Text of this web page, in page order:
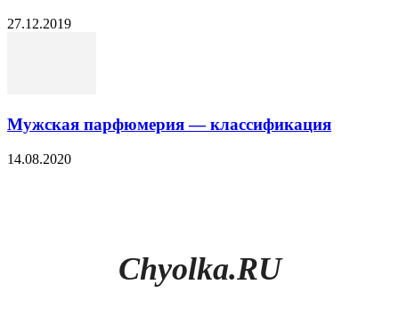
27.12.2019
Мужская парфюмерия — классификация
14.08.2020
Chyolka.RU